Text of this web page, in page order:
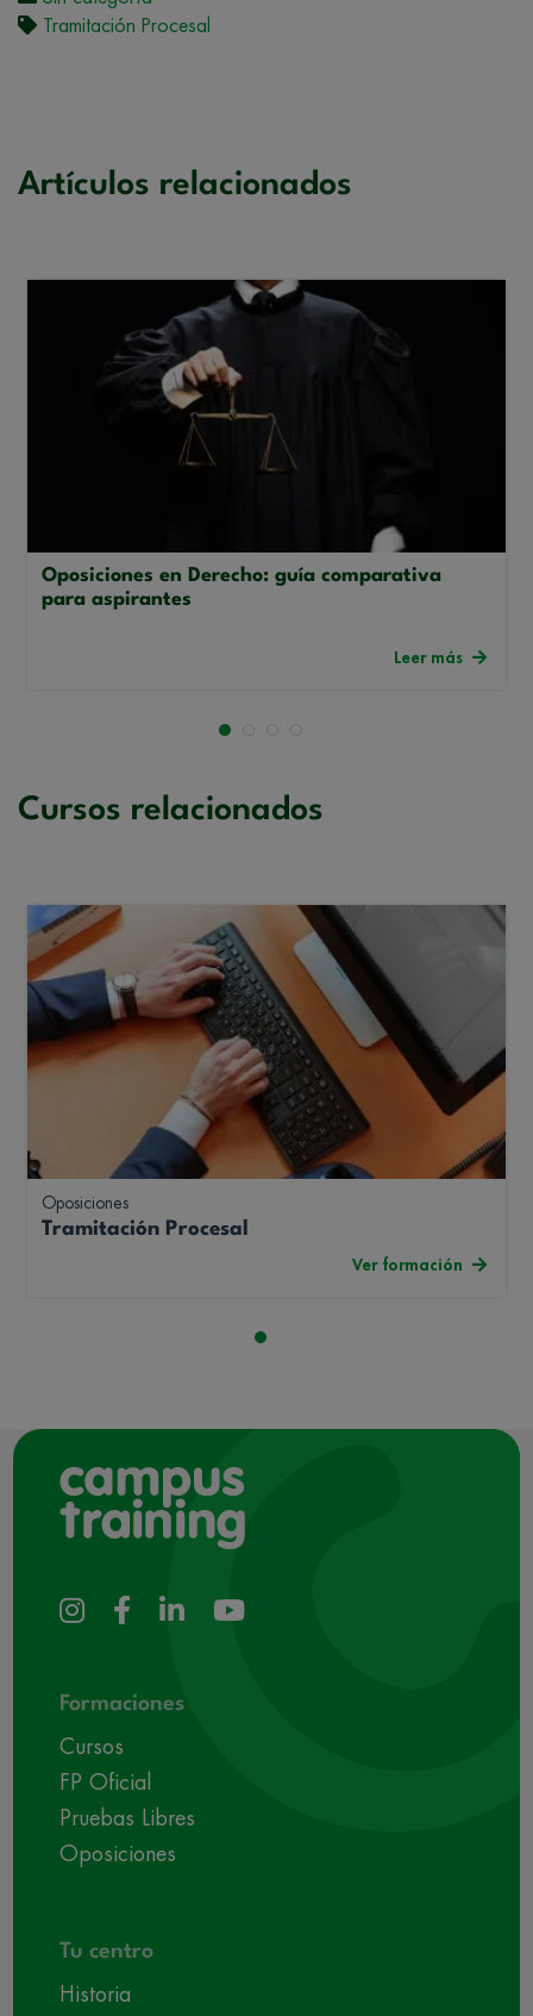
Tramitación Procesal
Artículos relacionados
Oposiciones en Derecho: guía comparativa
para aspirantes
Leer más
Cursos relacionados
Oposiciones
Tramitación Procesal
Ver formación
Formaciones
Cursos
FP Oficial
Pruebas Libres
Oposiciones
Tu centro
Historia